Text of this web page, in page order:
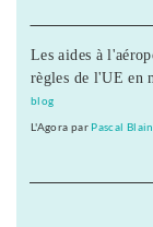
Les aides à
règles de l'UE en
blog
L'Agora par Pascal Blain